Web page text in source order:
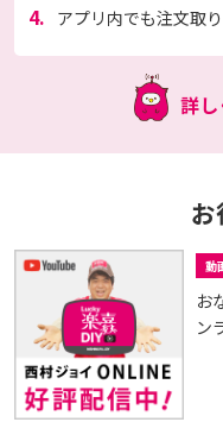
4. アプリ内でも注文取
詳
動
お
ン